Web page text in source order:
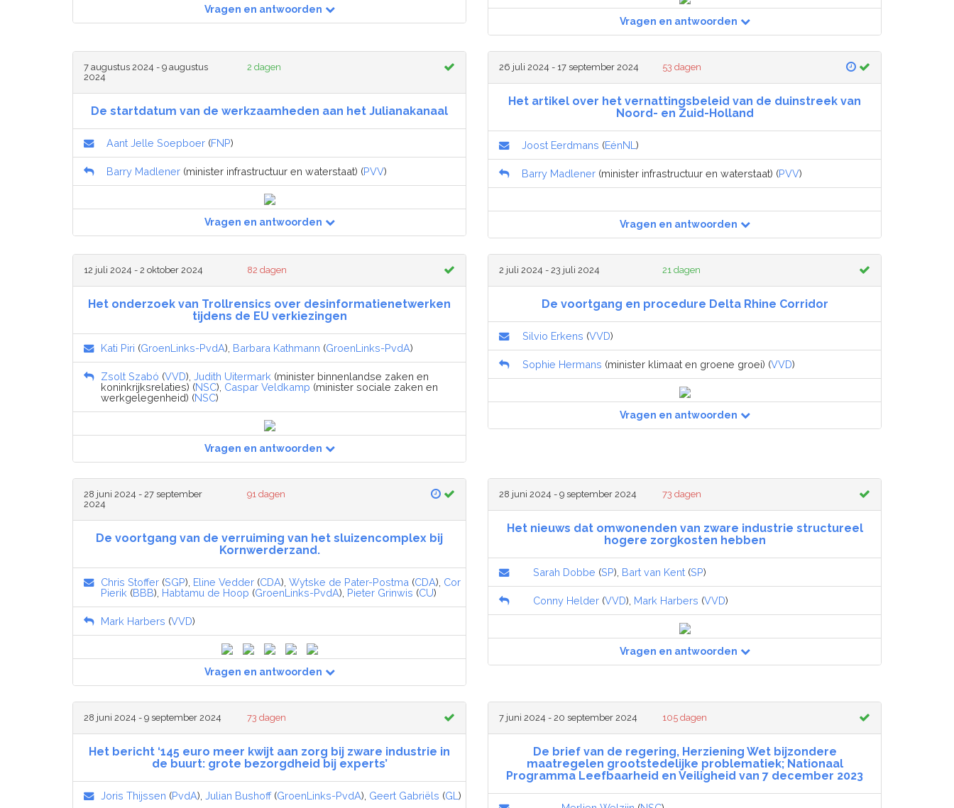
Vragen en antwoorden
Vragen en antwoorden
7 augustus 2024 - 9 augustus
2024
2 dagen
De startdatum van de werkzaamheden aan het Julianakanaal
Aant Jelle Soepboer (FNP)
Barry Madlener (minister infrastructuur en waterstaat) (PVV)
Vragen en antwoorden
26 juli 2024 - 17 september 2024 53 dagen
Het artikel over het vernattingsbeleid van de duinstreek van
Noord- en Zuid-Holland
Joost Eerdmans (EénNL )
Barry Madlener (minister infrastructuur en waterstaat) (PVV)
Vragen en antwoorden
12 juli 2024 - 2 oktober 2024 82 dagen
Het onderzoek van Trollrensics over desinformatienetwerken
tijdens de EU verkiezingen
Kati Piri (GroenLinks-PvdA), Barbara Kathmann (GroenLinks-PvdA)
Zsolt Szabó (VVD), Judith Uitermark (minister binnenlandse zaken en
koninkrijksrelaties) (NSC), Caspar Veldkamp (minister sociale zaken en
werkgelegenheid) (NSC)
Vragen en antwoorden
2 juli 2024 - 23 juli 2024 21 dagen
De voortgang en procedure Delta Rhine Corridor
Silvio Erkens (VVD)
Sophie Hermans (minister klimaat en groene groei) (VVD)
Vragen en antwoorden
28 juni 2024 - 27 september
2024
91 dagen
De voortgang van de verruiming van het sluizencomplex bij
Kornwerderzand.
Chris Stoffer (SGP), Eline Vedder (CDA), Wytske de Pater-Postma (CDA), Cor
Pierik (BBB), Habtamu de Hoop (GroenLinks-PvdA), Pieter Grinwis (CU)
Mark Harbers (VVD)
Vragen en antwoorden
28 juni 2024 - 9 september 2024 73 dagen
Het nieuws dat omwonenden van zware industrie structureel
hogere zorgkosten hebben
Sarah Dobbe (SP), Bart van Kent (SP)
Conny Helder (VVD), Mark Harbers (VVD)
Vragen en antwoorden
28 juni 2024 - 9 september 2024 73 dagen
Het bericht ‘145 euro meer kwijt aan zorg bij zware industrie in
de buurt: grote bezorgdheid bij experts’
Joris Thijssen (PvdA), Julian Bushoff(GroenLinks-PvdA), Geert Gabriëls (GL )
7 juni 2024 - 20 september 2024 105 dagen
De brief van de regering, Herziening Wet bijzondere
maatregelen grootstedelijke problematiek; Nationaal
Programma Leefbaarheid en Veiligheid van 7 december 2023